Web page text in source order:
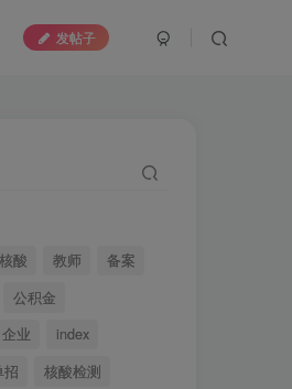
发帖子
核酸 教师
备案
公积金
企业
index
招
核酸检测